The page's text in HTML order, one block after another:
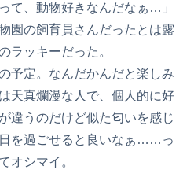
て、動物好きなんだなぁ…」
園の飼育員さんだったとは露
ラッキーだった。
予定。なんだかんだと楽しみ
天真爛漫な人で、個人的に好
違うのだけど似た匂いを感じ
を過ごせると良いなぁ……っ
オシマイ。